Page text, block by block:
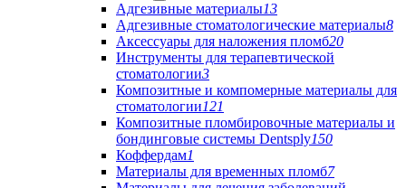
Адгезивные материалы13
Адгезивные стоматологические материалы8
Аксессуары для наложения пломб20
Инструменты для терапевтической
стоматологии3
Композитные и компомерные материалы для
стоматологии121
Композитные пломбировочные материалы и
бондинговые системы Dentsply150
Коффердам1
Материалы для временных пломб7